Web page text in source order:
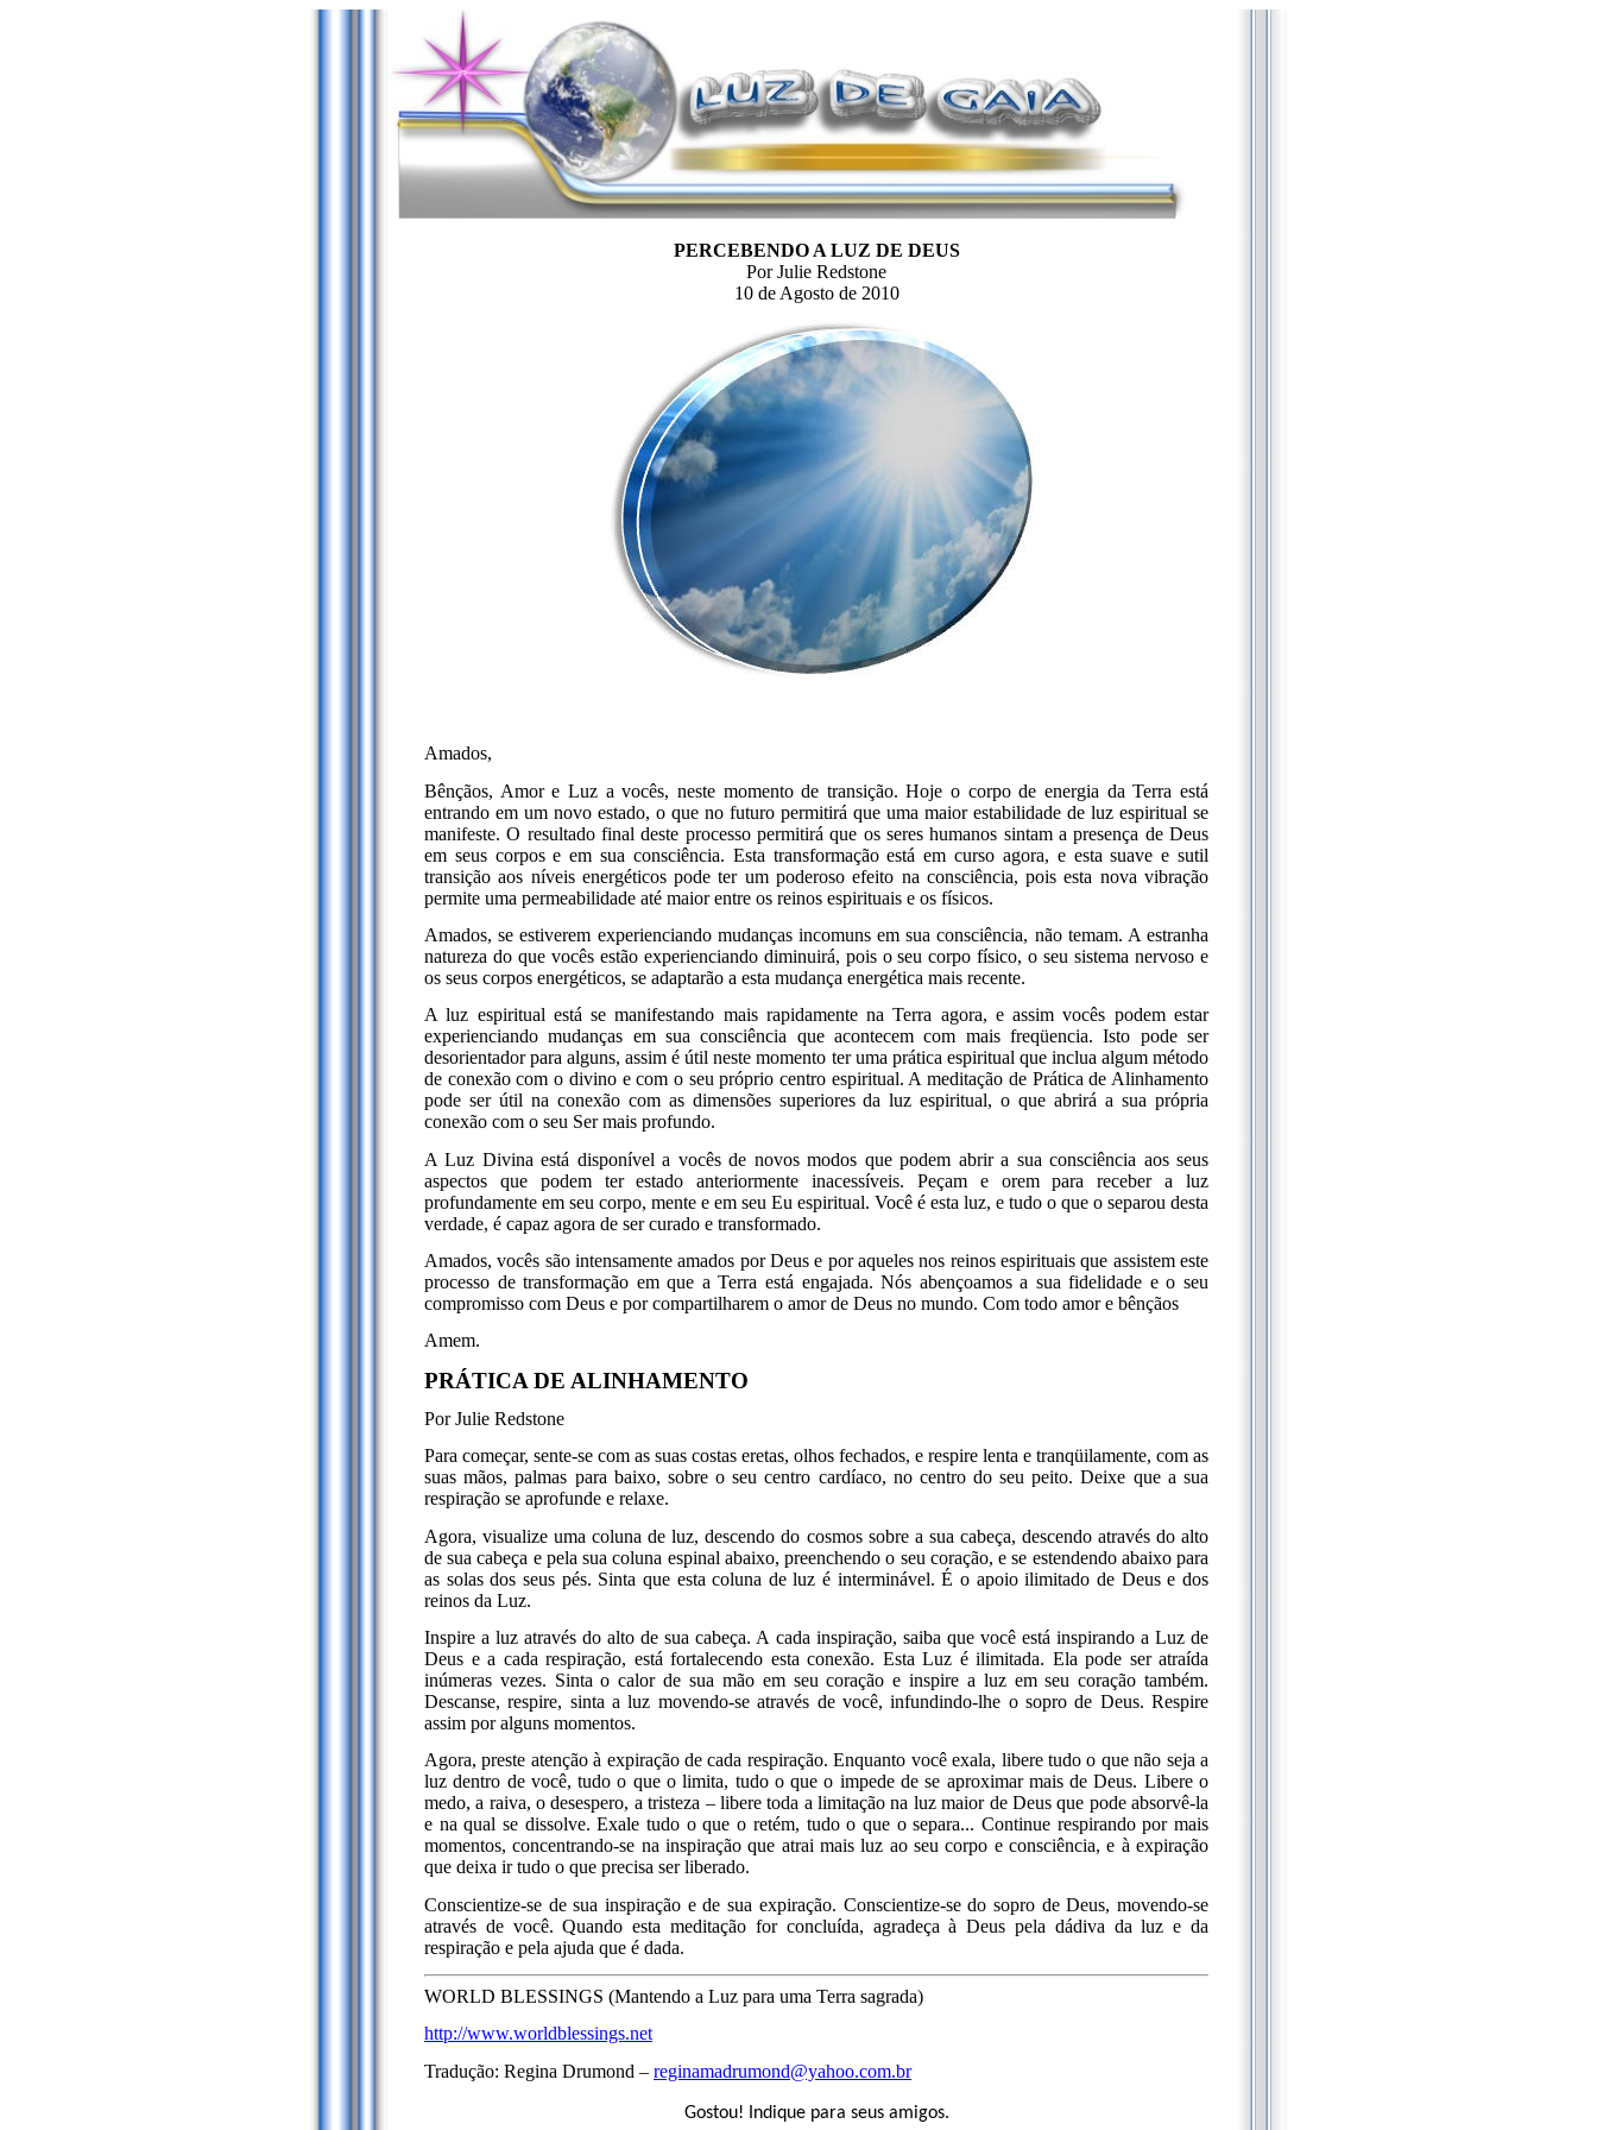
PERCEBENDO A LUZ DE DEUS
Por Julie Redstone
10 de Agosto de 2010
Amados,
Bênçãos, Amor e Luz a vocês, neste momento de transição. Hoje o corpo de energia da Terra está
entrando em um novo estado, o que no futuro permitirá que uma maior estabilidade de luz espiritual se
manifeste. O resultado final deste processo permitirá que os seres humanos sintam a presença de Deus
em seus corpos e em sua consciência. Esta transformação está em curso agora, e esta suave e sutil
transição aos níveis energéticos pode ter um poderoso efeito na consciência, pois esta nova vibração
permite uma permeabilidade até maior entre os reinos espirituais e os físicos.
Amados, se estiverem experienciando mudanças incomuns em sua consciência, não temam. A estranha
natureza do que vocês estão experienciando diminuirá, pois o seu corpo físico, o seu sistema nervoso e
os seus corpos energéticos, se adaptarão a esta mudança energética mais recente.
A luz espiritual está se manifestando mais rapidamente na Terra agora, e assim vocês podem estar
experienciando mudanças em sua consciência que acontecem com mais freqüencia. Isto pode ser
desorientador para alguns, assim é útil neste momento ter uma prática espiritual que inclua algum método
de conexão com o divino e com o seu próprio centro espiritual. A meditação de Prática de Alinhamento
pode ser útil na conexão com as dimensões superiores da luz espiritual, o que abrirá a sua própria
conexão com o seu Ser mais profundo.
A Luz Divina está disponível a vocês de novos modos que podem abrir a sua consciência aos seus
aspectos que podem ter estado anteriormente inacessíveis. Peçam e orem para receber a luz
profundamente em seu corpo, mente e em seu Eu espiritual. Você é esta luz, e tudo o que o separou desta
verdade, é capaz agora de ser curado e transformado.
Amados, vocês são intensamente amados por Deus e por aqueles nos reinos espirituais que assistem este
processo de transformação em que a Terra está engajada. Nós abençoamos a sua fidelidade e o seu
compromisso com Deus e por compartilharem o amor de Deus no mundo. Com todo amor e bênçãos
Amem.
PRÁTICA DE ALINHAMENTO
Por Julie Redstone
Para começar, sente-se com as suas costas eretas, olhos fechados, e respire lenta e tranqüilamente, com as
suas mãos, palmas para baixo, sobre o seu centro cardíaco, no centro do seu peito. Deixe que a sua
respiração se aprofunde e relaxe.
Agora, visualize uma coluna de luz, descendo do cosmos sobre a sua cabeça, descendo através do alto
de sua cabeça e pela sua coluna espinal abaixo, preenchendo o seu coração, e se estendendo abaixo para
as solas dos seus pés. Sinta que esta coluna de luz é interminável. É o apoio ilimitado de Deus e dos
reinos da Luz.
Inspire a luz através do alto de sua cabeça. A cada inspiração, saiba que você está inspirando a Luz de
Deus e a cada respiração, está fortalecendo esta conexão. Esta Luz é ilimitada. Ela pode ser atraída
inúmeras vezes. Sinta o calor de sua mão em seu coração e inspire a luz em seu coração também.
Descanse, respire, sinta a luz movendo-se através de você, infundindo-lhe o sopro de Deus. Respire
assim por alguns momentos.
Agora, preste atenção à expiração de cada respiração. Enquanto você exala, libere tudo o que não seja a
luz dentro de você, tudo o que o limita, tudo o que o impede de se aproximar mais de Deus. Libere o
medo, a raiva, o desespero, a tristeza – libere toda a limitação na luz maior de Deus que pode absorvê-la
e na qual se dissolve. Exale tudo o que o retém, tudo o que o separa... Continue respirando por mais
momentos, concentrando-se na inspiração que atrai mais luz ao seu corpo e consciência, e à expiração
que deixa ir tudo o que precisa ser liberado.
Conscientize-se de sua inspiração e de sua expiração. Conscientize-se do sopro de Deus, movendo-se
através de você. Quando esta meditação for concluída, agradeça à Deus pela dádiva da luz e da
respiração e pela ajuda que é dada.
WORLD BLESSINGS (Mantendo a Luz para uma Terra sagrada)
http://www.worldblessings.net
Tradução: Regina Drumond – reginamadrumond@yahoo.com.br
Gostou! Indique para seus amigos.